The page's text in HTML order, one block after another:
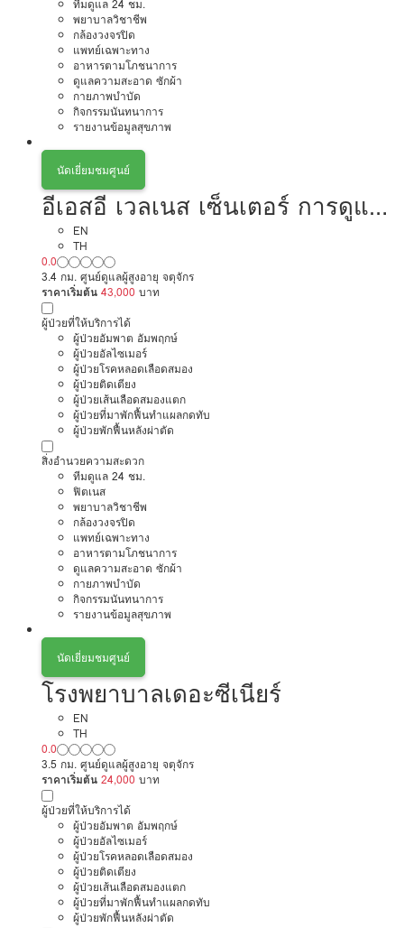
ทีมดูแล 24 ชม.
พยาบาลวิชาชีพ
กล้องวงจรปิด
แพทย์เฉพาะทาง
อาหารตามโภชนาการ
ดูแลความสะอาด ซักผ้า
กายภาพบำบัด
กิจกรรมนันทนาการ
รายงานข้อมูลสุขภาพ
นัดเยี่ยมชมศูนย์
อีเอสอี เวลเนส เซ็นเตอร์ การดูแล
ผู้สูงอายุหรือผู้มีภาวะพึ่งพิง
EN
TH
0.0
3.4 กม. ศูนย์ดูแลผู้สูงอายุ จตุจักร
ราคาเริ่มต้น 43,000 บาท
ผู้ป่วยที่ให้บริการได้
ผู้ป่วยอัมพาต อัมพฤกษ์
ผู้ป่วยอัลไซเมอร์
ผู้ป่วยโรคหลอดเลือดสมอง
ผู้ป่วยติดเตียง
ผู้ป่วยเส้นเลือดสมองแตก
ผู้ป่วยที่มาพักฟื้นทำแผลกดทับ
ผู้ป่วยพักฟื้นหลังผ่าตัด
สิ่งอำนวยความสะดวก
ทีมดูแล 24 ชม.
ฟิตเนส
พยาบาลวิชาชีพ
กล้องวงจรปิด
แพทย์เฉพาะทาง
อาหารตามโภชนาการ
ดูแลความสะอาด ซักผ้า
กายภาพบำบัด
กิจกรรมนันทนาการ
รายงานข้อมูลสุขภาพ
นัดเยี่ยมชมศูนย์
โรงพยาบาลเดอะซีเนียร์
EN
TH
0.0
3.5 กม. ศูนย์ดูแลผู้สูงอายุ จตุจักร
ราคาเริ่มต้น 24,000 บาท
ผู้ป่วยที่ให้บริการได้
ผู้ป่วยอัมพาต อัมพฤกษ์
ผู้ป่วยอัลไซเมอร์
ผู้ป่วยโรคหลอดเลือดสมอง
ผู้ป่วยติดเตียง
ผู้ป่วยเส้นเลือดสมองแตก
ผู้ป่วยที่มาพักฟื้นทำแผลกดทับ
ผู้ป่วยพักฟื้นหลังผ่าตัด